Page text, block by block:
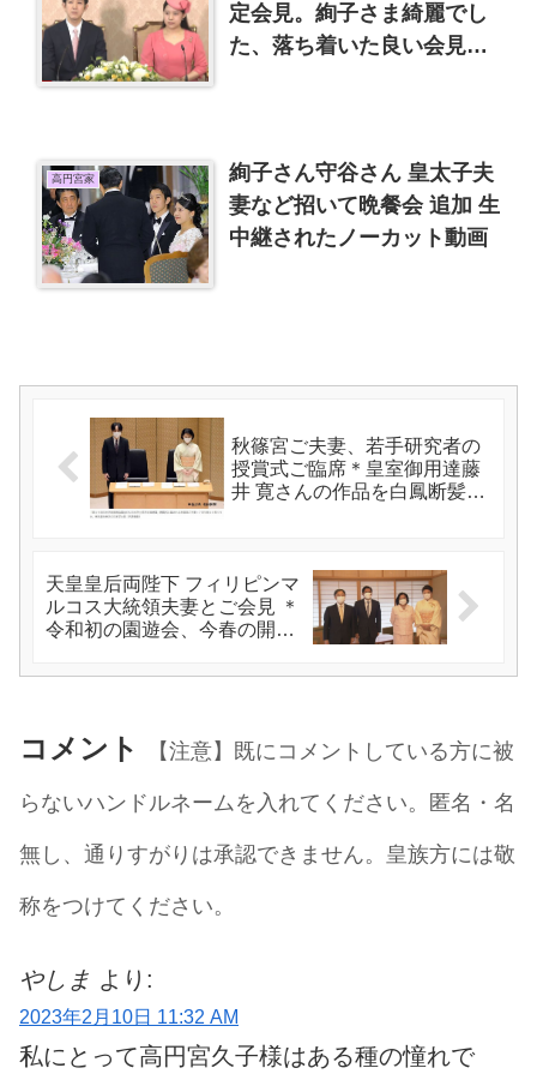
定会見。絢子さま綺麗でし
た、落ち着いた良い会見で
高円宮家
絢子さん守谷さん 皇太子夫
妻など招いて晩餐会 追加 生
中継されたノーカット動画
秋篠宮ご夫妻、若手研究者の
授賞式ご臨席＊皇室御用達藤
井 寛さんの作品を白鳳断髪式
天皇皇后両陛下 フィリピンマ
ルコス大統領夫妻とご会見 ＊
令和初の園遊会、今春の開催
コメント
【注意】既にコメントしている方に被
らないハンドルネームを入れてください。匿名・名
無し、通りすがりは承認できません。皇族方には敬
称をつけてください。
やしま より:
2023年2月10日 11:32 AM
私にとって高円宮久子様はある種の憧れで